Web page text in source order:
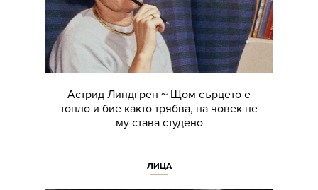
Астрид Линдгрен ~ Щом сърцето е
топло и бие както трябва, на човек не
му става студено
ЛИЦА